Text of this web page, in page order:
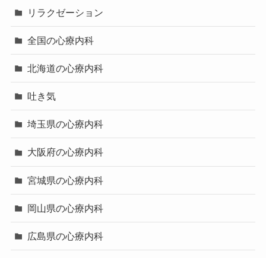
リラクゼーション
全国の心療内科
北海道の心療内科
吐き気
埼玉県の心療内科
大阪府の心療内科
宮城県の心療内科
岡山県の心療内科
広島県の心療内科